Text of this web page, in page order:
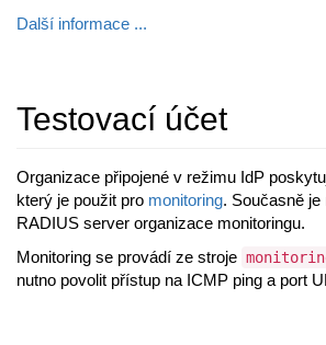
Další informace ...
Testovací účet
Organizace připojené v režimu IdP
který je použit pro monitoring. Současně
RADIUS server organizace monitoringu.
Monitoring se provádí ze stroje
nutno povolit přístup na ICMP ping a port